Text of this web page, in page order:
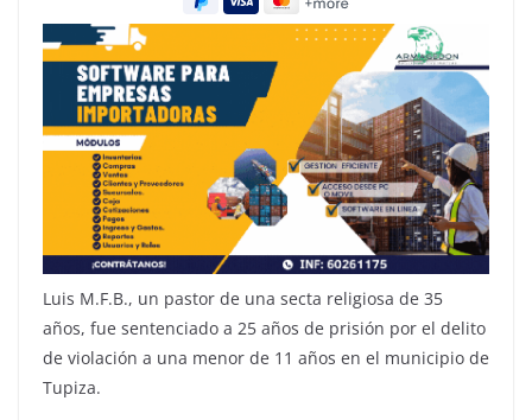
Luis M.F.B., un pastor de una secta religiosa de 35
años, fue sentenciado a 25 años de prisión por el delito
de violación a una menor de 11 años en el municipio de
Tupiza.